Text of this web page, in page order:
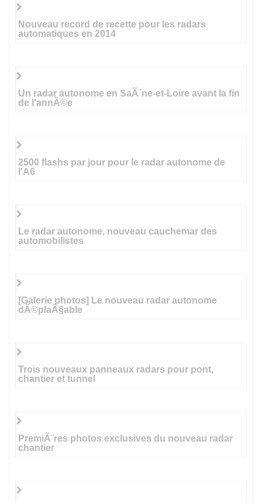
Nouveau record de recette pour les radars
automatiques en 2014
Un radar autonome en SaÃ´ne-et-Loire avant la fin
de l'annÃ©e
2500 flashs par jour pour le radar autonome de
l'A6
Le radar autonome, nouveau cauchemar des
automobilistes
[Galerie photos] Le nouveau radar autonome
dÃ©plaÃ§able
Trois nouveaux panneaux radars pour pont,
chantier et tunnel
PremiÃ¨res photos exclusives du nouveau radar
chantier